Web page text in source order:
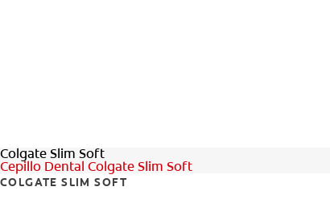
Colgate Slim Soft
Cepillo Dental Colgate Slim Soft
COLGATE SLIM SOFT